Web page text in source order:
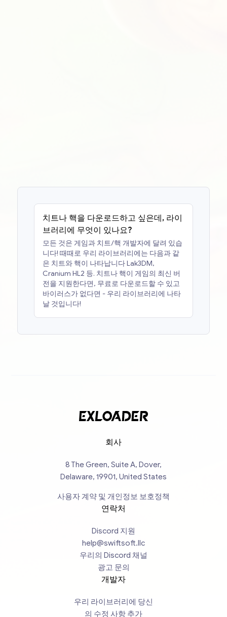
치트나 핵을 다운로드하고 싶은데, 라이
브러리에 무엇이 있나요?
모든 것은 게임과 치트/핵 개발자에 달려 있습
니다! 때때로 우리 라이브러리에는 다음과 같
은 치트와 핵이 나타납니다Lak3DM,
Cranium HL2 등. 치트나 핵이 게임의 최신 버
전을 지원한다면, 무료로 다운로드할 수 있고
바이러스가 없다면 - 우리 라이브러리에 나타
날 것입니다!
회사
8 The Green, Suite A, Dover,
Delaware, 19901, United States
사용자 계약 및 개인정보 보호정책
연락처
Discord 지원
help@swiftsoft.llc
우리의 Discord 채널
광고 문의
개발자
우리 라이브러리에 당신
의 수정 사항 추가